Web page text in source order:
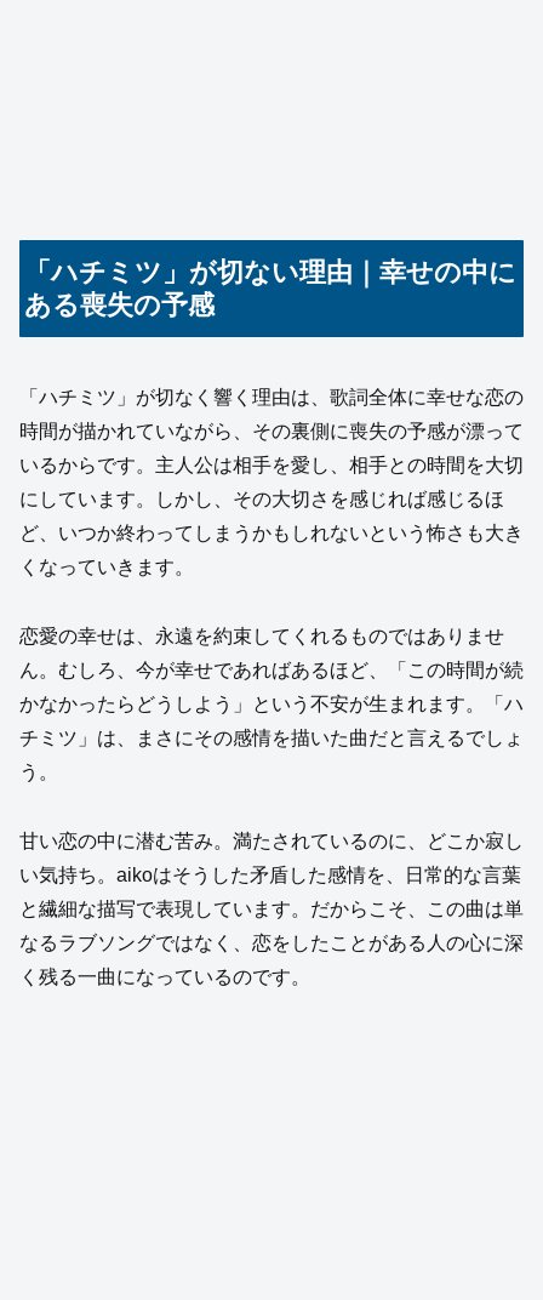
「ハチミツ」が切ない理由｜幸せの中に
ある喪失の予感
「ハチミツ」が切なく響く理由は、歌詞全体に幸せな恋の
時間が描かれていながら、その裏側に喪失の予感が漂って
いるからです。主人公は相手を愛し、相手との時間を大切
にしています。しかし、その大切さを感じれば感じるほ
ど、いつか終わってしまうかもしれないという怖さも大き
くなっていきます。
恋愛の幸せは、永遠を約束してくれるものではありませ
ん。むしろ、今が幸せであればあるほど、「この時間が続
かなかったらどうしよう」という不安が生まれます。「ハ
チミツ」は、まさにその感情を描いた曲だと言えるでしょ
う。
甘い恋の中に潜む苦み。満たされているのに、どこか寂し
い気持ち。aikoはそうした矛盾した感情を、日常的な言葉
と繊細な描写で表現しています。だからこそ、この曲は単
なるラブソングではなく、恋をしたことがある人の心に深
く残る一曲になっているのです。